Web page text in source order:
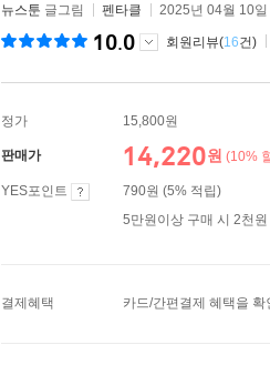
뉴스툰 글그림 펜타클 2025년 04월 10일
10.0 회원리뷰(16건)
정가 15,800원
판매가 14,220원 (10%
YES포인트
790원 (5% 적립)
5만원이상 구매 시 2천원
결제혜택 카드/간편결제 혜택을 확